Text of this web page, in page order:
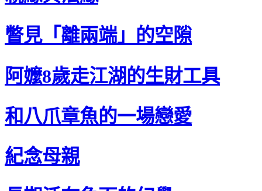
瞥見「離兩端」的空隙
阿嬤8歲走江湖的生財工具
和八爪章魚的一場戀愛
紀念母親